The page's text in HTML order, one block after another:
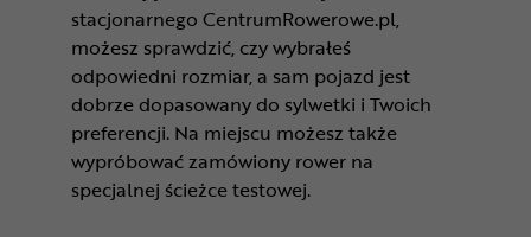
stacjonarnego CentrumRowerowe.pl,
możesz sprawdzić, czy wybrałeś
odpowiedni rozmiar, a sam pojazd jest
dobrze dopasowany do sylwetki i Twoich
preferencji. Na miejscu możesz także
wypróbować zamówiony rower na
specjalnej ścieżce testowej.